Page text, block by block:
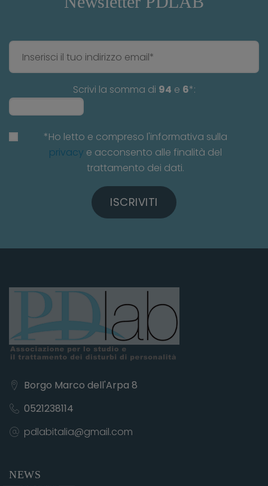
Scrivi la somma di 94 e 6*:
*Ho letto e compreso l'informativa sulla
privacy e acconsento alle finalità del
trattamento dei dati.
ISCRIVITI
Borgo Marco dell'Arpa 8
0521238114
pdlabitalia@gmail.com
NEWS